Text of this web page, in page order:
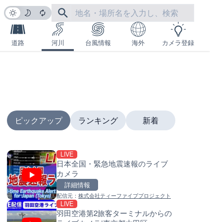
道路 河川 台風情報 海外 カメラ登録
ピックアップ
LIVE
日本全国・緊急地震速報のライブ
カメラ
詳細情報
配信元： 株式会社ティーファイブプロジェクト
LIVE
羽田空港第2旅客ターミナルからの
ランキング
日本全国・緊急地震速報のラ
配信元：株式会社ティーファイブプロジ
羽田空港第2旅客ターミナルか
新着
南出川水門付近のライブカメ
配信元：日高町役場
比井川水門付近から比井崎海